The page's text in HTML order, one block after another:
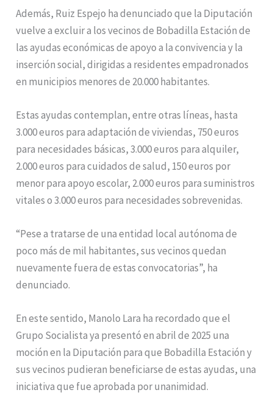
Además, Ruiz Espejo ha denunciado que la Diputación
vuelve a excluir a los vecinos de Bobadilla Estación de
las ayudas económicas de apoyo a la convivencia y la
inserción social, dirigidas a residentes empadronados
en municipios menores de 20.000 habitantes.
Estas ayudas contemplan, entre otras líneas, hasta
3.000 euros para adaptación de viviendas, 750 euros
para necesidades básicas, 3.000 euros para alquiler,
2.000 euros para cuidados de salud, 150 euros por
menor para apoyo escolar, 2.000 euros para suministros
vitales o 3.000 euros para necesidades sobrevenidas.
“Pese a tratarse de una entidad local autónoma de
poco más de mil habitantes, sus vecinos quedan
nuevamente fuera de estas convocatorias”, ha
denunciado.
En este sentido, Manolo Lara ha recordado que el
Grupo Socialista ya presentó en abril de 2025 una
moción en la Diputación para que Bobadilla Estación y
sus vecinos pudieran beneficiarse de estas ayudas, una
iniciativa que fue aprobada por unanimidad.